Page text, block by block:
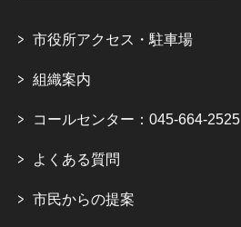
市役所アクセス・駐車場
組織案内
コールセンター：045-664-2525
よくある質問
市民からの提案